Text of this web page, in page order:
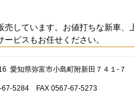
しています。お値打ちな新車
ビスもお任せください。
愛知県弥富市小島町附新田７４１-７
67-5284 FAX 0567-67-5273